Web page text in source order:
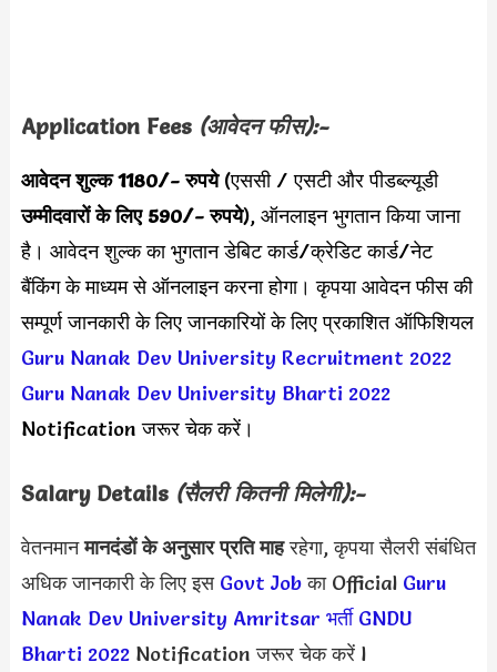
Application Fees (आवेदन फीस):-
आवेदन शुल्क 1180/- रुपये(एससी / एसटी और पीडब्ल्यूडी
उम्मीदवारों के लिए 590/- रुपये), ऑनलाइन भुगतान किया जाना
है। आवेदन शुल्क का भुगतान डेबिट कार्ड/क्रेडिट कार्ड/नेट
बैंकिंग के माध्यम से ऑनलाइन करना होगा। कृपया आवेदन फीस की
सम्पूर्ण जानकारी के लिए जानकारियों के लिए प्रकाशित ऑफिशियल
Guru Nanak Dev University Recruitment 2022
Guru Nanak Dev University Bharti 2022
Notification जरूर चेक करें।
Salary Details (सैलरी कितनी मिलेगी):-
वेतनमानमानदंडों के अनुसार प्रति माहरहेगा, कृपया सैलरी संबंधित
अधिक जानकारी के लिए इस Govt Jobका Official Guru
Nanak Dev University Amritsar भर्ती GNDU
Bharti 2022 Notification जरूर चेक करें l